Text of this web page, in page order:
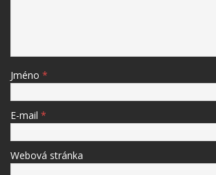
Jméno *
E-mail *
Webová stránka